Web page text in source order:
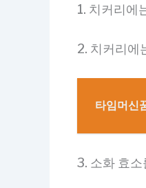
1. 치커리에
2. 치커리에
타임머신
3. 소화 효